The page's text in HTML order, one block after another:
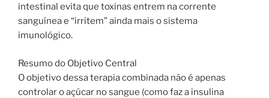
intestinal evita que toxinas entrem na corrente
sanguínea e “irritem” ainda mais o sistema
imunológico.
Resumo do Objetivo Central
O objetivo dessa terapia combinada não é apenas
controlar o açúcar no sangue (como faz a insulina